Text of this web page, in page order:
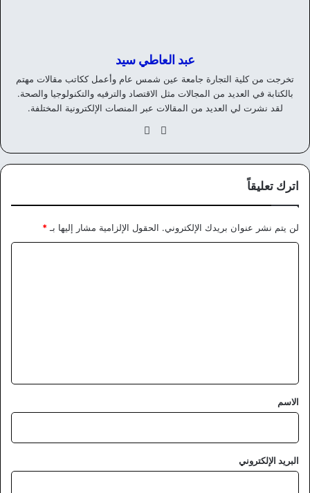
عبد العاطي سيد
تخرجت من كلية التجارة جامعة عين شمس عام وأعمل ككاتب مقالات مهتم
بالكتابة في العديد من المجالات مثل الاقتصاد والترفيه والتكنولوجيا والصحة.
لقد نشرت لي العديد من المقالات عبر المنصات الإلكترونية المختلفة.
موق
الويوك
اترك تعليقاً
لن يتم نشر عنوان بريدك الإلكتروني. الحقول الإلزامية مشار إليها بـ *
*
الاسم
البريد الإلكتروني